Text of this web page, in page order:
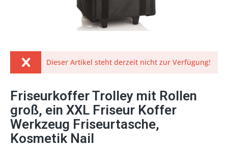
Dieser Artikel steht derzeit nicht zur Verfügung!
Friseurkoffer Trolley mit Rollen
groß, ein XXL Friseur Koffer
Werkzeug Friseurtasche,
Kosmetik Nail